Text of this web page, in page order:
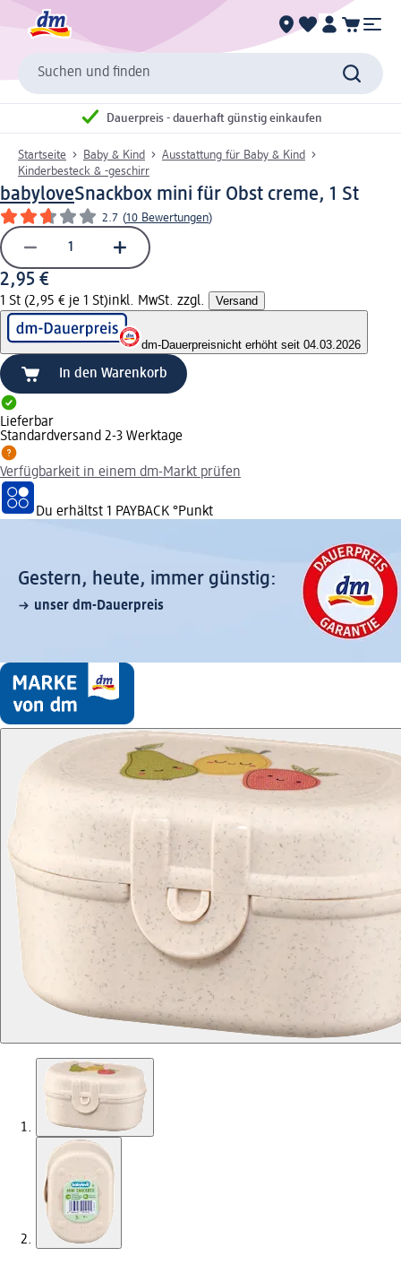
Suchen und finden
Dauerpreis - dauerhaft günstig einkaufen
Startseite Baby & Kind
Ausstattung für Baby & Kind
Kinderbesteck & -geschirr
babyloveSnackbox mini für Obst creme, 1 St
2.7 (10 Bewertungen)
2,95 €
1 St (2,95 € je 1 St)inkl. MwSt. zzgl. Versand
dm-Dauerpreisnicht erhöht seit 04.03.2026
In den Warenkorb
Lieferbar
Standardversand 2-3 Werktage
Verfügbarkeit in einem dm-Markt prüfen
Du erhältst 1 PAYBACK °Punkt
Gestern, heute, immer günstig:
unser dm-Dauerpreis